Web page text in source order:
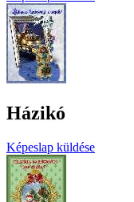
Házikó
Képeslap küldése